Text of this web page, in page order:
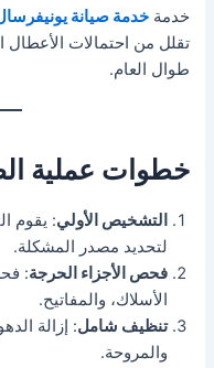
خدمةخدمة صيانة
تقلل من احتمالات
طوال العام.
خطوات عملية
التشخيص الأولي: يقوم
لتحديد مصدر المشكلة.
فحص الأجزاء الحرجة:
الأسلاك، والمفاتيح.
تنظيف شامل: إزالة
والمروحة.